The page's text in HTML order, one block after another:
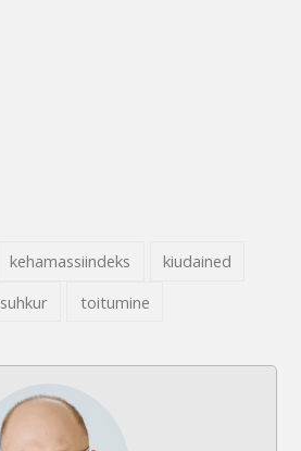
kehamassiindeks
kiudained
suhkur toitumine